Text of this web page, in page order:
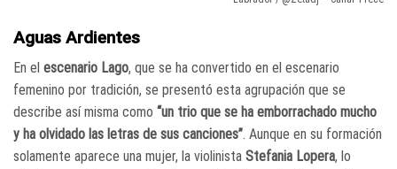
Aguas Ardientes
En el escenario Lago, que se ha convertido en el escenario
femenino por tradición, se presentó esta agrupación que se
describe así misma como “un trio que se ha emborrachado mucho
y ha olvidado las letras de sus canciones”. Aunque en su formación
solamente aparece una mujer, la violinista Stefania Lopera, lo